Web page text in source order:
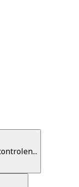
beoordelingen: 7